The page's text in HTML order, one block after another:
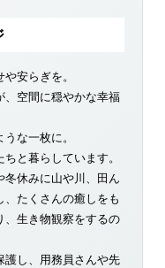
安らぎを。
、空間に穏やかな幸福
な一枚に。
と暮らしています。
休みに山や川、田ん
たくさんの癒しをも
、生き物観察をするの
護し、用務員さんや先